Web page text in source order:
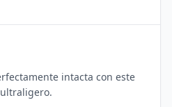
intacta con este